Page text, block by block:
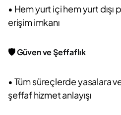
• Hem yurt içi hem yurt
erişim imkanı
🛡️Güven ve Şeffaflık
• Tüm süreçlerde yasalara
şeffaf hizmet anlayışı